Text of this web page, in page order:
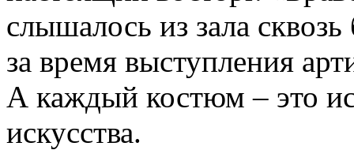
слышалось из зала
за время выступления
А каждый костюм – это
искусства.